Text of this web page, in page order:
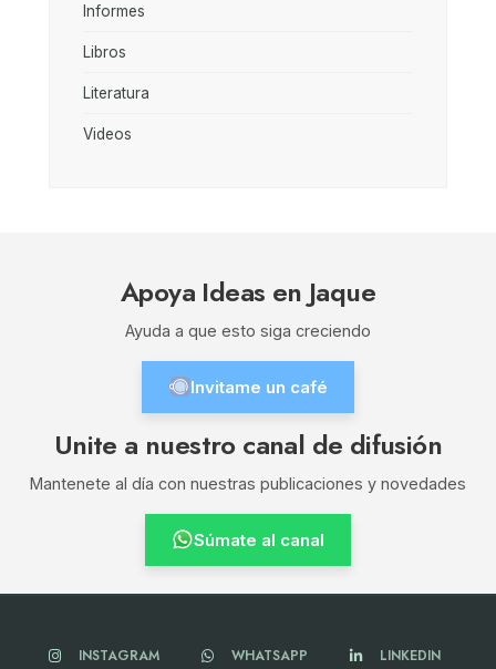
Informes
Libros
Literatura
Videos
Apoya Ideas en Jaque
Ayuda a que esto siga creciendo
Invitame un café
Unite a nuestro canal de difusión
Mantenete al día con nuestras publicaciones y novedades
Súmate al canal
INSTAGRAM WHATSAPP LINKEDIN